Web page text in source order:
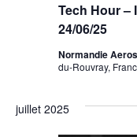
Tech Hour –
24/06/25
Normandie
du-Rouvray,
juillet 2025